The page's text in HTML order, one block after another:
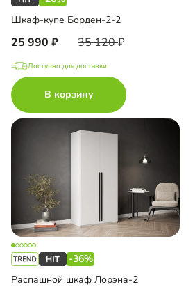
Шкаф-купе Борден-2-2
25 990 35 120
Доступно для доставки
В корзину
-36%
Распашной шкаф Лорэна-2